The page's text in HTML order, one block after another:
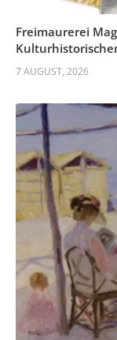
Freimaurerei
7 AUGUST, 2026